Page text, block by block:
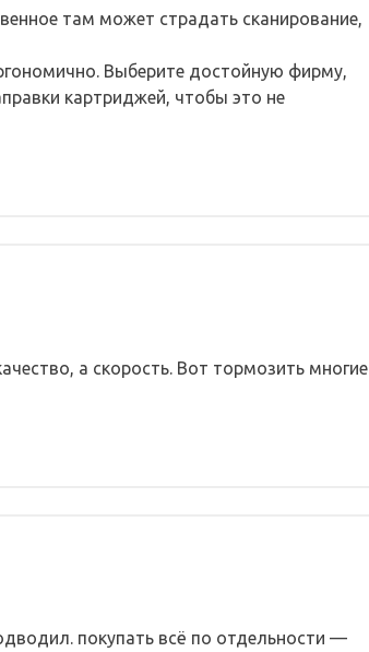
там может страдать сканирование,
Выберите достойную фирму,
картриджей, чтобы это не
а скорость. Вот тормозить многие
покупать всё по отдельности —